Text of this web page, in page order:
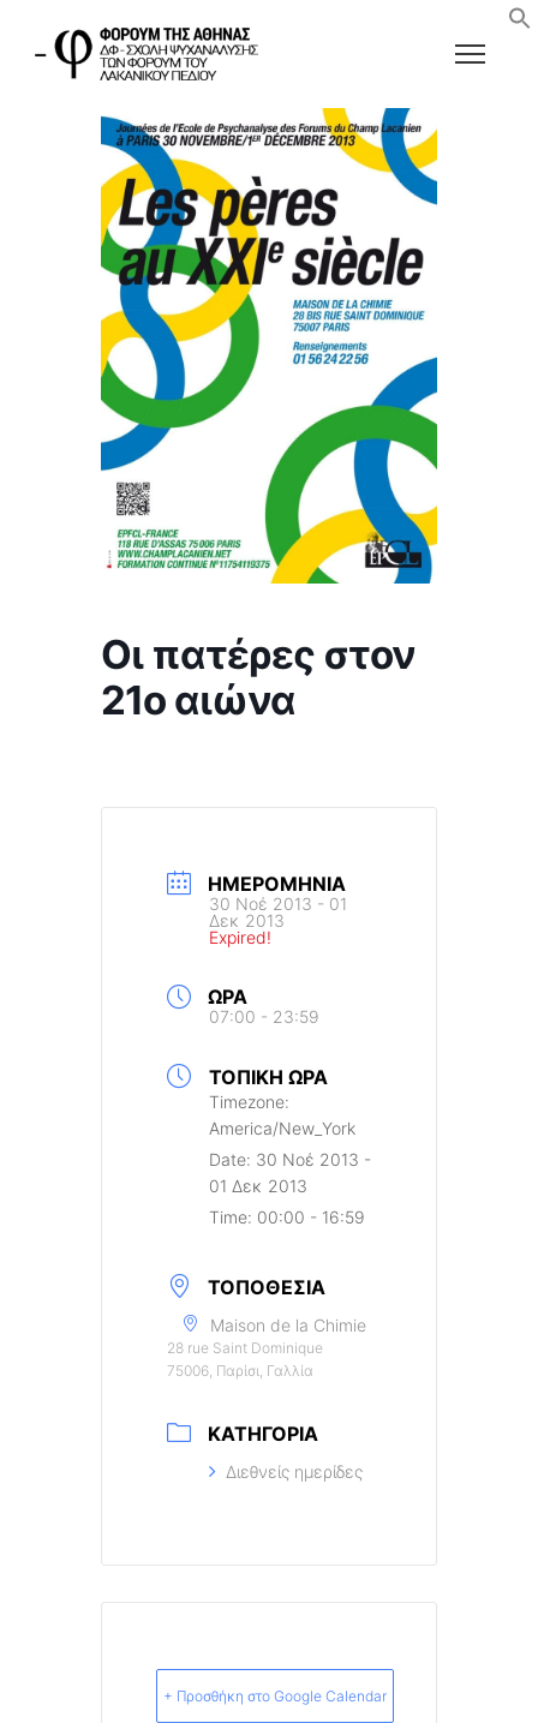
Οι πατέρες στον
21ο αιώνα
ΗΜΕΡΟΜΗΝΊΑ
30 Νοέ 2013 - 01
Δεκ 2013
Expired!
ΏΡΑ
07:00 - 23:59
ΤΟΠΙΚΉ ΏΡΑ
Timezone:
America/New_York
Date: 30 Νοέ 2013 -
01 Δεκ 2013
Time: 00:00 - 16:59
ΤΟΠΟΘΕΣΊΑ
Maison de la Chimie
28 rue Saint Dominique
75006, Παρίσι, Γαλλία
ΚΑΤΗΓΟΡΊΑ
Διεθνείς ημερίδες
+ Προσθήκη στο Google Calendar